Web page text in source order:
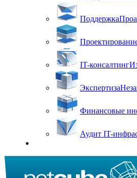
Поддержка
IT-консалтинг
Экспертиза
Финансовые
Аудит IT-